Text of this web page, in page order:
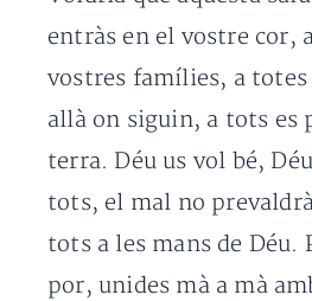
entràs en el vostre cor,
vostres famílies, a totes
allà on siguin, a tots es
terra. Déu us vol bé,
tots, el mal no
tots a les mans de Déu.
por, unides mà a mà